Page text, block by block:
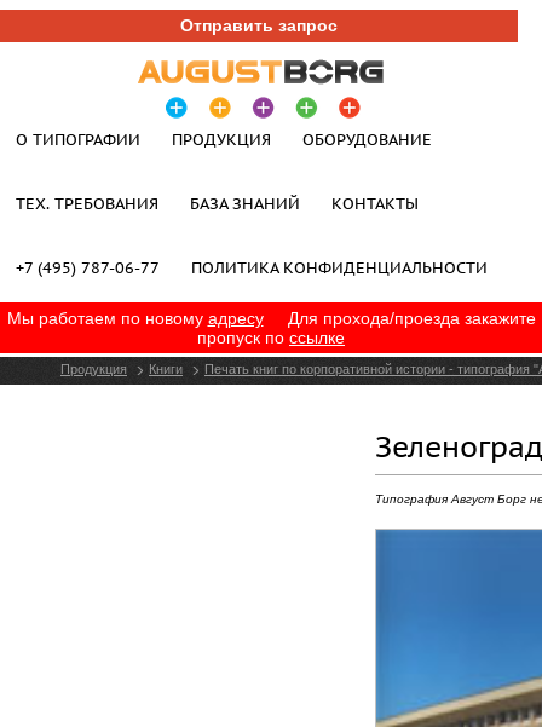
Отправить запрос
О ТИПОГРАФИИ ПРОДУКЦИЯ ОБОРУДОВАНИЕ
ТЕХ. ТРЕБОВАНИЯ БАЗА ЗНАНИЙ КОНТАКТЫ
+7 (495) 787-06-77 ПОЛИТИКА КОНФИДЕНЦИАЛЬНОСТИ
Мы работаем по новому адресу
Для прохода/проезда закажите
пропуск по ссылке
Продукция Книги Печать книг по корпоративной истории - типография
Типография Август Борг